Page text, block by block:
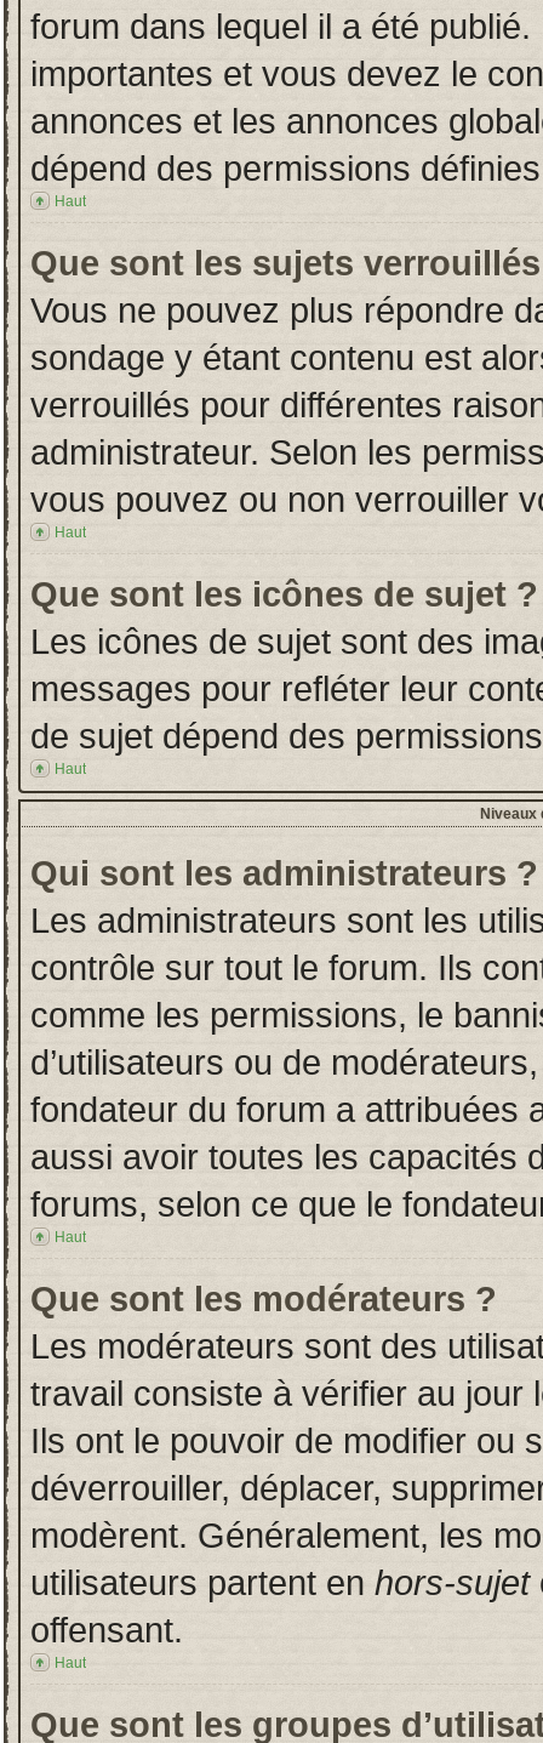
forum dans lequel il a été
importantes et vous devez le
annonces et les annonces
dépend des permissions
Haut
Que sont les sujets
Vous ne pouvez plus répondre
sondage y étant contenu est
verrouillés pour différentes
administrateur. Selon les
vous pouvez ou non verrouiller
Haut
Que sont les icônes de sujet ?
Les icônes de sujet sont des
messages pour refléter leur
de sujet dépend des
Haut
Niveaux
Qui sont les administrateurs ?
Les administrateurs sont les
contrôle sur tout le forum. Ils
comme les permissions, le
d’utilisateurs ou de
fondateur du forum a attribuées
aussi avoir toutes les capacités
forums, selon ce que le
Haut
Que sont les modérateurs ?
Les modérateurs sont des
travail consiste à vérifier au jour
Ils ont le pouvoir de modifier ou
déverrouiller, déplacer,
modèrent. Généralement, les
utilisateurs partent en hors-sujet
offensant.
Haut
Que sont les groupes